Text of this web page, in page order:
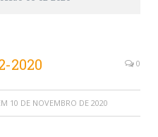
2020 0
10 DE NOVEMBRO DE 2020